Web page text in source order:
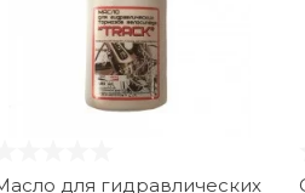
для гидравлических